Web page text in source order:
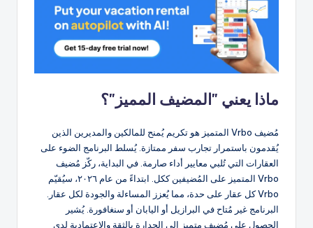
ماذا يعني "المضيف المميز"؟
مُضيف Vrbo المتميز هو تكريم يُمنح للمالكين والمديرين الذين
يُقدمون باستمرار تجارب سفر ممتازة. يُسلط البرنامج الضوء على
العقارات التي تُلبي معايير أداء صارمة. في البداية، ركّز مُضيف
Vrbo المتميز على المُضيفين ككل. ابتداءً من عام ٢٠٢٦، سيُقيّم
Vrbo كل عقار على حدة، مما يُعزز المساءلة والجودة لكل عقار.
البرنامج غير مُتاح في البرازيل أو اليابان أو سنغافورة. يُشير
الحصول على مُضيف متميز إلى الجدارة بالثقة والاعتمادية لدى